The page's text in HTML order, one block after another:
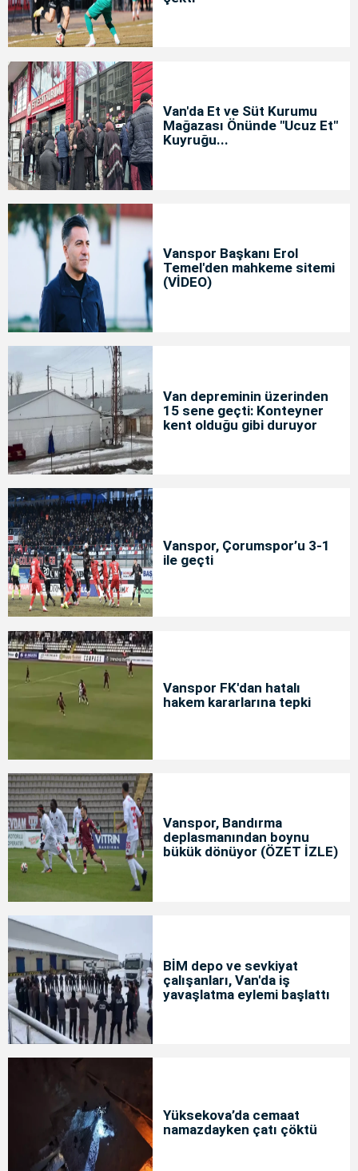
Van'da Et ve Süt Kurumu
Mağazası Önünde "Ucuz Et"
Kuyruğu...
Vanspor Başkanı Erol
Temel'den mahkeme sitemi
(VİDEO)
Van depreminin üzerinden
15 sene geçti: Konteyner
kent olduğu gibi duruyor
Vanspor, Çorumspor’u 3-1
ile geçti
Vanspor FK'dan hatalı
hakem kararlarına tepki
Vanspor, Bandırma
deplasmanından boynu
bükük dönüyor (ÖZET İZLE)
BİM depo ve sevkiyat
çalışanları, Van'da iş
yavaşlatma eylemi başlattı
Yüksekova’da cemaat
namazdayken çatı çöktü